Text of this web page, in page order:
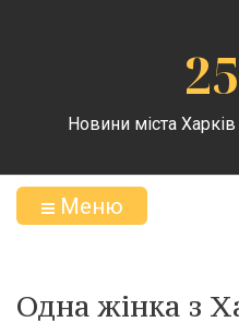
25
Новини міста Харків
Меню
Одна жінка з